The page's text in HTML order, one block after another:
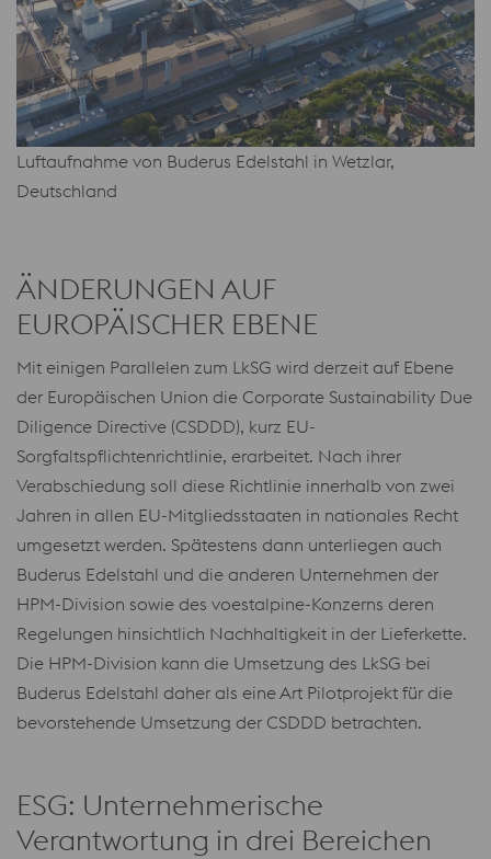
Luftaufnahme von Buderus Edelstahl in Wetzlar,
Deutschland
ÄNDERUNGEN AUF
EUROPÄISCHER EBENE
Mit einigen Parallelen zum LkSG wird derzeit auf Ebene
der Europäischen Union die Corporate Sustainability Due
Diligence Directive (CSDDD), kurz EU-
Sorgfaltspflichtenrichtlinie, erarbeitet. Nach ihrer
Verabschiedung soll diese Richtlinie innerhalb von zwei
Jahren in allen EU-Mitgliedsstaaten in nationales Recht
umgesetzt werden. Spätestens dann unterliegen auch
Buderus Edelstahl und die anderen Unternehmen der
HPM-Division sowie des voestalpine-Konzerns deren
Regelungen hinsichtlich Nachhaltigkeit in der Lieferkette.
Die HPM-Division kann die Umsetzung des LkSG bei
Buderus Edelstahl daher als eine Art Pilotprojekt für die
bevorstehende Umsetzung der CSDDD betrachten.
ESG: Unternehmerische
Verantwortung in drei Bereichen